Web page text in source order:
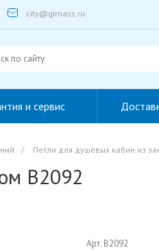
city@gimass.ru
и сервис
/ Петли для душевых кабин из
B2092
Арт. B2092